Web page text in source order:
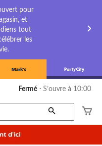
pour
et
tout
les
Fermé ⋅ S’ouvre à 10:00